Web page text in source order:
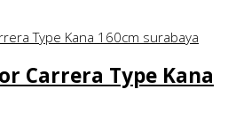
Carrera Type Kana